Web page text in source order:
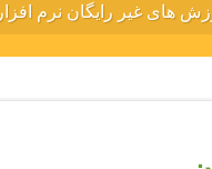
های غیر رایگان نرم افزار